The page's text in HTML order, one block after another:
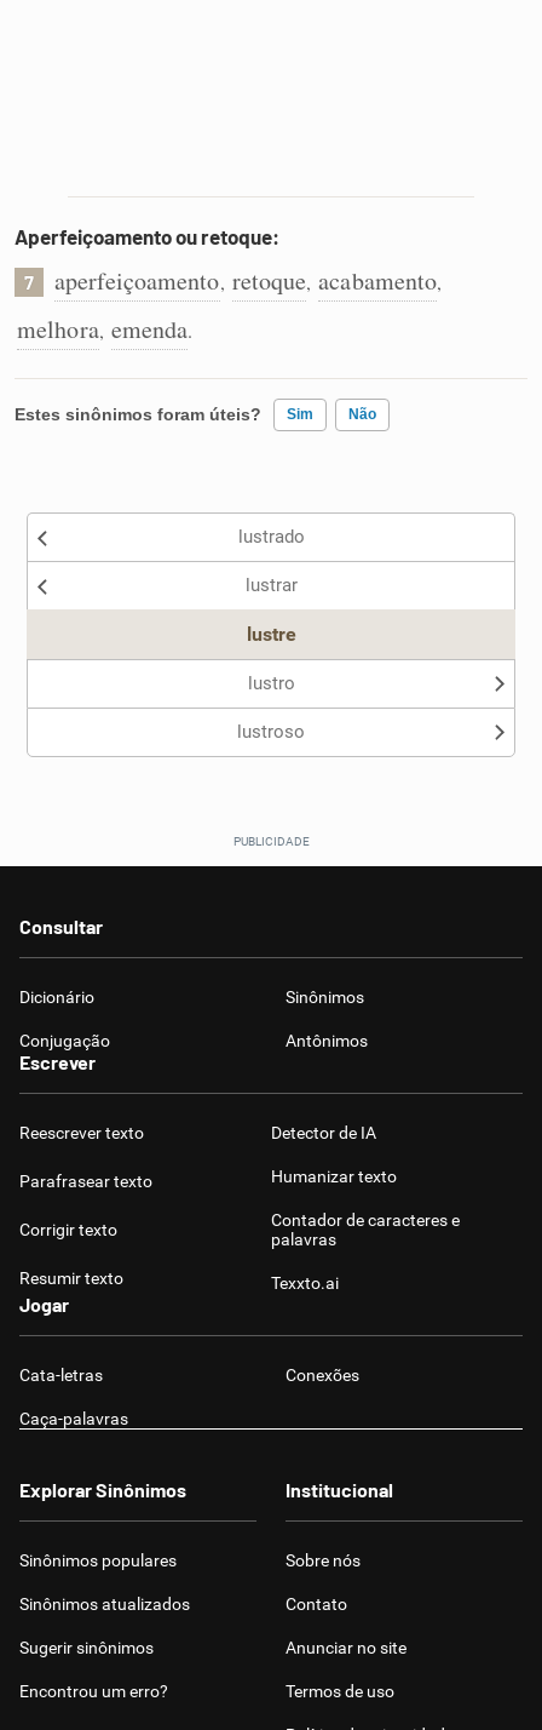
Aperfeiçoamento ou retoque:
7 aperfeiçoamento, retoque, acabamento,
melhora, emenda.
Estes sinônimos foram úteis? Sim Não
Nenhum dos sinônimos apresentados me ajudou
lustrado
lustrar
lustre
lustro
lustroso
Consultar
Dicionário Sinônimos
Conjugação Antônimos
Escrever
Reescrever texto
Parafrasear texto
Corrigir texto
Resumir texto
Detector de IA
Humanizar texto
Contador de caracteres e
palavras
Texxto.ai
Jogar
Cata-letras Conexões
Caça-palavras
Explorar Sinônimos
Sinônimos populares
Sinônimos atualizados
Sugerir sinônimos
Encontrou um erro?
Institucional
Sobre nós
Contato
Anunciar no site
Termos de uso